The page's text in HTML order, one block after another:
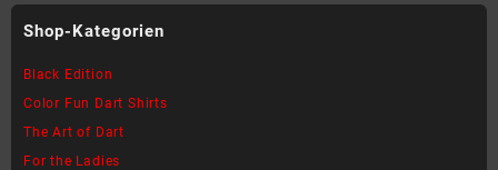
Shop-Kategorien
Black Edition
Color Fun Dart Shirts
The Art of Dart
For the Ladies